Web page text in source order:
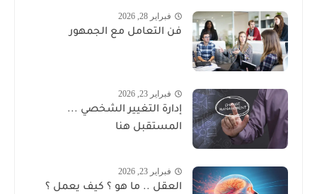
فبراير 28, 2026
فن التعامل مع الجمهور
فبراير 23, 2026
إدارة التغيير الشخصي ...
المستقبل هنا
فبراير 23, 2026
العقل .. ما هو ؟ كيف يعمل ؟